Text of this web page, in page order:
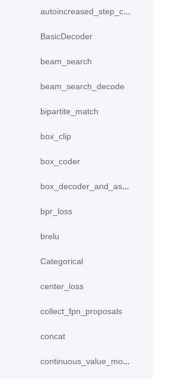
autoincreased_step_counter
BasicDecoder
beam_search
beam_search_decode
bipartite_match
box_clip
box_coder
box_decoder_and_assign
bpr_loss
brelu
Categorical
center_loss
collect_fpn_proposals
concat
continuous_value_model